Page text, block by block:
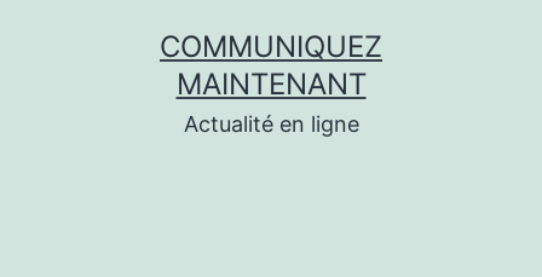
COMMUNIQUEZ
MAINTENANT
Actualité en ligne